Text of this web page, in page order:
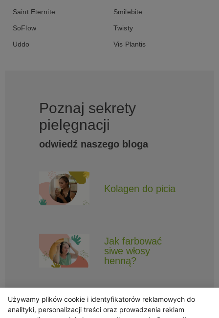
Saint Eternite Smilebite
SoFlow Twisty
Uddo Vis Plantis
Poznaj sekrety
pielęgnacji
odwiedź naszego bloga
Kolagen do picia
Jak farbować
siwe włosy
henną?
Używamy plików cookie i identyfikatorów reklamowych do
analityki, personalizacji treści oraz prowadzenia reklam